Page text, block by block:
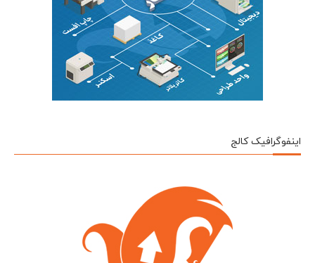
اینفوگرافیک کالج